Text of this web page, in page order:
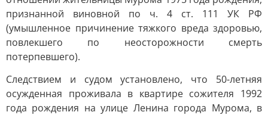
признанной виновной по ч. 4 ст. 111 УК РФ
(умышленное причинение тяжкого вреда здоровью,
повлекшего по неосторожности смерть
потерпевшего).
Следствием и судом установлено, что 50-летняя
осужденная проживала в квартире сожителя 1992
года рождения на улице Ленина города Мурома, в